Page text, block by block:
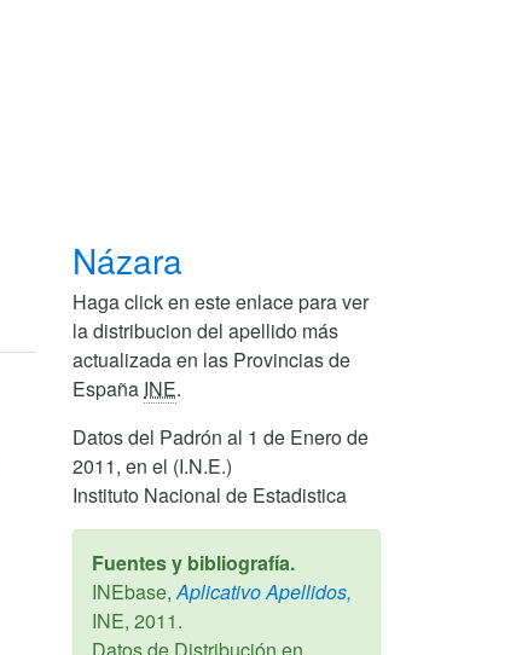
Názara
Haga click en este enlace para ver
la distribucion del apellido más
actualizada en las Provincias de
España INE.
Datos del Padrón al 1 de Enero de
2011, en el (I.N.E.)
Instituto Nacional de Estadistica
Fuentes y bibliografía.
INEbase,Aplicativo Apellidos,
INE, 2011.